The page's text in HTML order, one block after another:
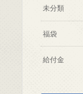
未分類
福袋
給付金